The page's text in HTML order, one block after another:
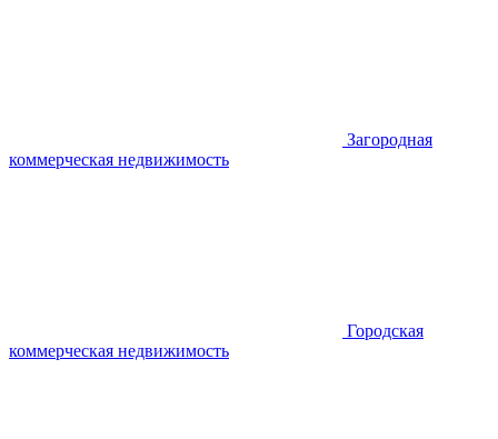
Загородная
коммерческая недвижимость
Городская
коммерческая недвижимость